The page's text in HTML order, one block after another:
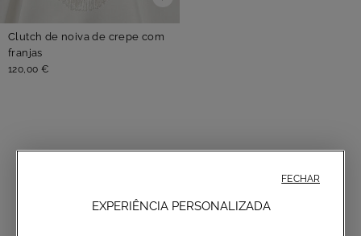
Clutch de noiva de crepe com
franjas
120,00 €
EXPERIÊNCIA PERSONALIZADA
FECHAR